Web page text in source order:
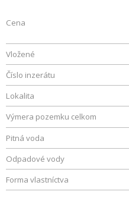
Cena
Vložené
Číslo inzerátu
Lokalita
Výmera pozemku celkom
Pitná voda
Odpadové vody
Forma vlastníctva